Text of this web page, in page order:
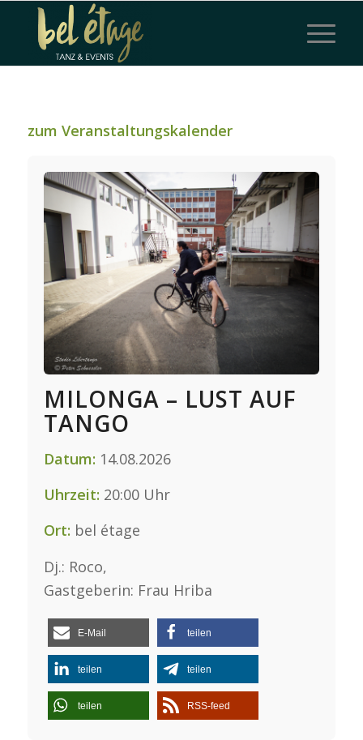
zum Veranstaltungskalender
MILONGA – LUST AUF
TANGO
Datum: 14.08.2026
Uhrzeit: 20:00 Uhr
Ort: bel étage
Dj.: Roco,
Gastgeberin: Frau Hriba
E-Mail teilen
teilen teilen
teilen RSS-feed